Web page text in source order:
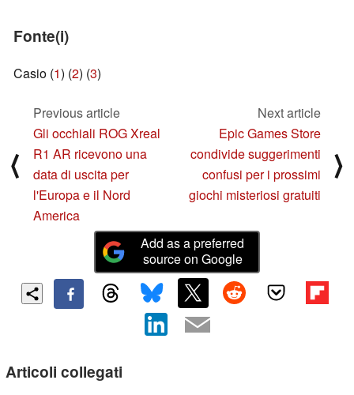
Fonte(i)
Casio (1) (2) (3)
⟨
Previous article
Gli occhiali ROG Xreal
R1 AR ricevono una
data di uscita per
l'Europa e il Nord
America
Next article
Epic Games Store
condivide suggerimenti
confusi per i prossimi
giochi misteriosi gratuiti
⟩
Add as a preferred
source on Google
Articoli collegati